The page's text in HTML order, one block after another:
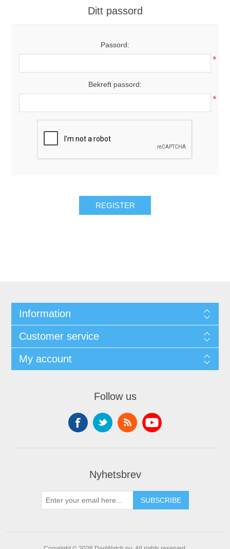
Ditt passord
Passord:
*
Bekreft passord:
*
Information
Customer service
My account
Follow us
Nyhetsbrev